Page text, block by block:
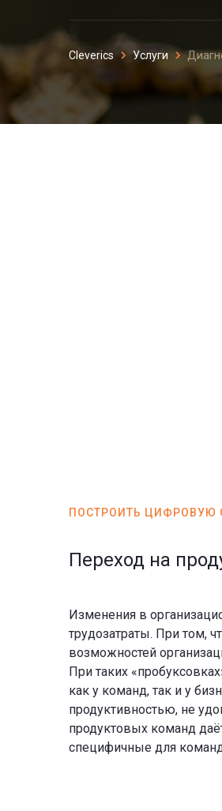
Cleverics Услуги
ПОСТРОИТЬ ЦИФРОВУЮ
Переход на
Изменения в
трудозатраты. При том,
возможностей
При таких
как у команд, так и у
продуктивностью, не
продуктовых команд
специфичные для